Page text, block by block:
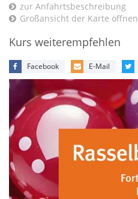
zur Anfahrtsbeschreibung
Großansicht der Karte öffnen
Kurs weiterempfehlen
Facebook E-Mail